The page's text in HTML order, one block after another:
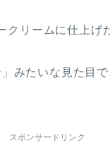
リームに仕上げ
みたいな見た目
スポンサードリンク